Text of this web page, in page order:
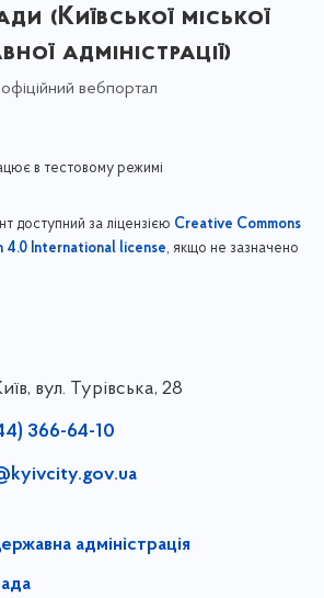
(Київської міської
адміністрації)
офіційний вебпортал
в тестовому режимі
доступний за ліцензією Creative Commons
International license, якщо не зазначено
вул. Турівська, 28
366-64-10
адміністрація